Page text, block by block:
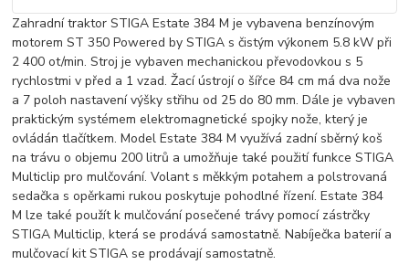
Zahradní traktor STIGA Estate 384 M je vybavena benzínovým
motorem ST 350 Powered by STIGA s čistým výkonem 5.8 kW při
2 400 ot/min. Stroj je vybaven mechanickou převodovkou s 5
rychlostmi v před a 1 vzad. Žací ústrojí o šířce 84 cm má dva nože
a 7 poloh nastavení výšky střihu od 25 do 80 mm. Dále je vybaven
praktickým systémem elektromagnetické spojky nože, který je
ovládán tlačítkem. Model Estate 384 M využívá zadní sběrný koš
na trávu o objemu 200 litrů a umožňuje také použití funkce STIGA
Multiclip pro mulčování. Volant s měkkým potahem a polstrovaná
sedačka s opěrkami rukou poskytuje pohodlné řízení. Estate 384
M lze také použít k mulčování posečené trávy pomocí zástrčky
STIGA Multiclip, která se prodává samostatně. Nabíječka baterií a
mulčovací kit STIGA se prodávají samostatně.